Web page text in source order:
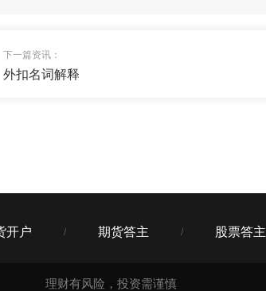
天都有点收益。
下一篇资讯：
外扣名词解释
开户 / 期货答主 / 股票答主
理财有风险，投资需谨慎